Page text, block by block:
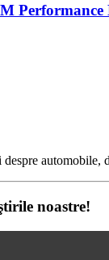
despre
noastre!